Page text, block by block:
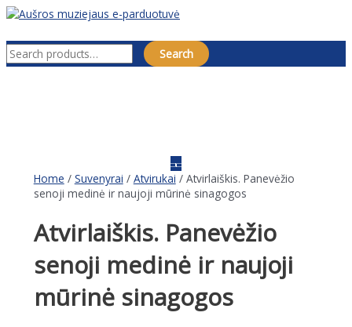
Pereiti
turinioPagrindinis
meniu
Search for:
Search
Home / Suvenyrai / Atvirukai / Atvirlaiškis. Panevėžio
senoji medinė ir naujoji mūrinė sinagogos
Atvirlaiškis. Panevėžio
senoji medinė ir naujoji
mūrinė sinagogos